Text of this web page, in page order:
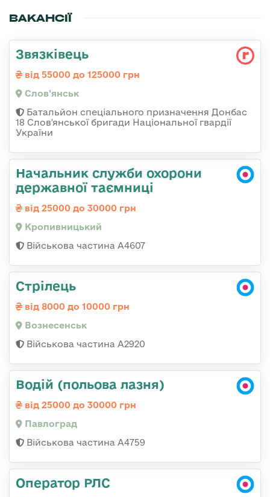
ВАКАНСІЇ
Звязківець
від 55000 до 125000 грн
Слов'янськ
Батальйон спеціального призначення Донбас
18 Слов'янської бригади Національної гвардії
України
Начальник служби охорони
державної таємниці
від 25000 до 30000 грн
Кропивницький
Військова частина А4607
Стрілець
від 8000 до 10000 грн
Вознесенськ
Військова частина А2920
Водій (польова лазня)
від 25000 до 30000 грн
Павлоград
Військова частина А4759
Оператор РЛС